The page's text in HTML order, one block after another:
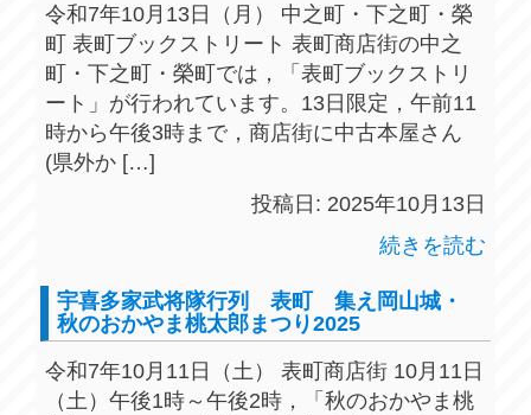
令和7年10月13日（月） 中之町・下之町・榮
町 表町ブックストリート 表町商店街の中之
町・下之町・榮町では，「表町ブックストリ
ート」が行われています。13日限定，午前11
時から午後3時まで，商店街に中古本屋さん
(県外か […]
投稿日: 2025年10月13日
続きを読む
宇喜多家武将隊行列 表町 集え岡山城・
秋のおかやま桃太郎まつり2025
令和7年10月11日（土） 表町商店街 10月11日
（土）午後1時～午後2時，「秋のおかやま桃